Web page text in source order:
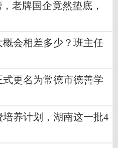
老牌国企竟然垫底，
会相差多少？班主任
更名为常德市德善学
养计划，湖南这一批4